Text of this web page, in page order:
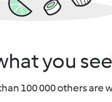
you
100 000 others are